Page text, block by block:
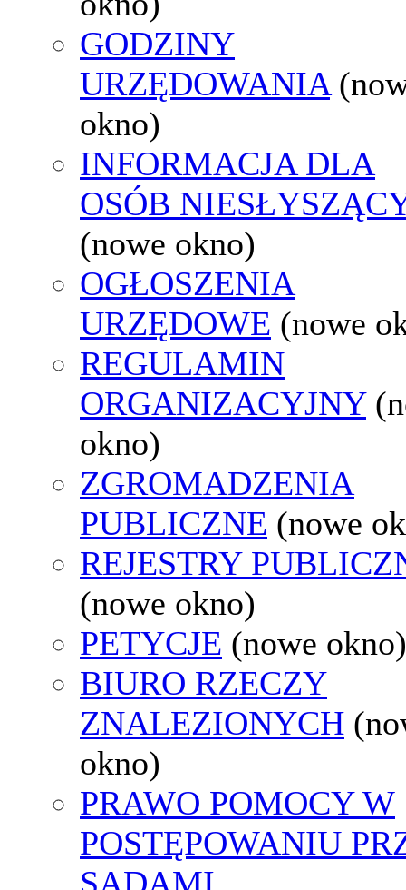
GODZINY
URZĘDOWANIA
okno)
INFORMACJA DLA
OSÓB
(nowe okno)
OGŁOSZENIA
URZĘDOWE (nowe
REGULAMIN
ORGANIZACYJNY
okno)
ZGROMADZENIA
PUBLICZNE (nowe
REJESTRY
(nowe okno)
PETYCJE (nowe okno)
BIURO RZECZY
ZNALEZIONYCH
okno)
PRAWO POMOCY W
POSTĘPOWANIU